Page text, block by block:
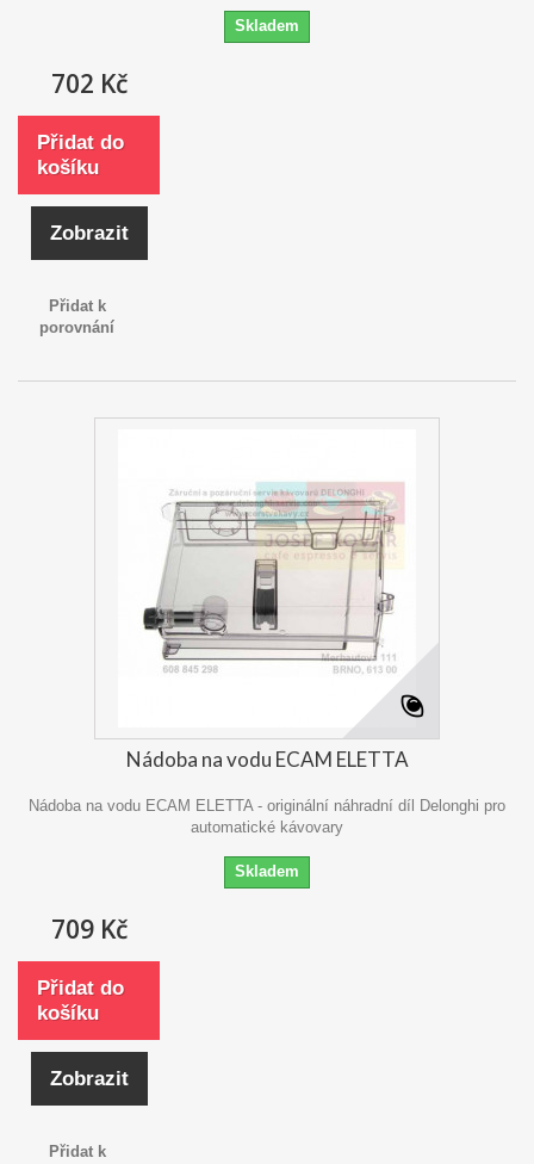
Skladem
702 Kč
Přidat do
košíku
Zobrazit
Přidat k
porovnání
Nádoba na vodu ECAM ELETTA
Nádoba na vodu ECAM ELETTA - originální náhradní díl Delonghi pro
automatické kávovary
Skladem
709 Kč
Přidat do
košíku
Zobrazit
Přidat k